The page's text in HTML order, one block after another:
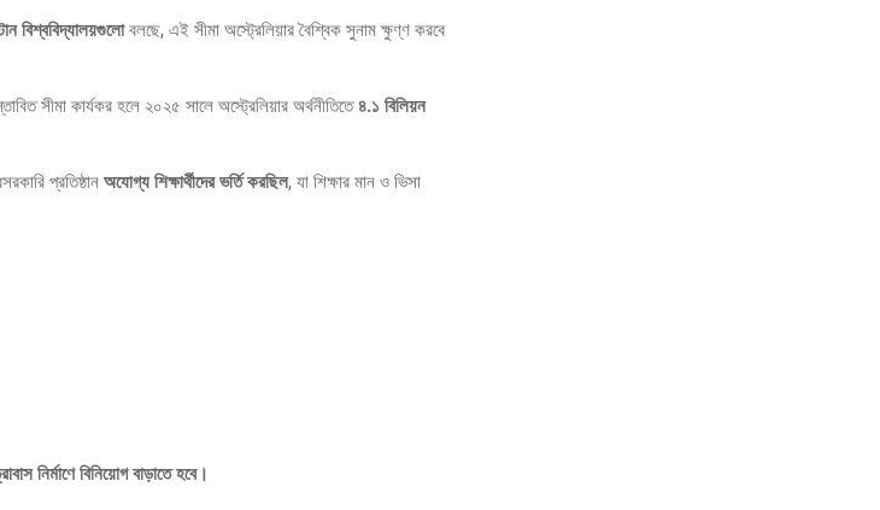
বিশ্ববিদ্যালয়গুলোবলছে, এই সীমা অস্ট্রেলিয়ার বৈশ্বিক সুনাম ক্ষুণ্ণ করবে
সীমা কার্যকর হলে ২০২৫ সালে অস্ট্রেলিয়ার অর্থনীতিতে ৪.১ বিলিয়ন
প্রতিষ্ঠান অযোগ্য শিক্ষার্থীদের ভর্তি করছিল, যা শিক্ষার মান ও ভিসা
নির্মাণে বিনিয়োগ বাড়াতে হবে।